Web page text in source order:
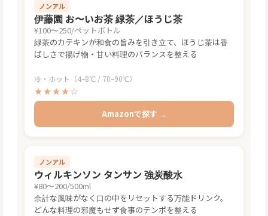
ノンアル
伊藤園 お〜いお茶 緑茶／ほうじ茶
¥100〜250/ペットボトル
緑茶のカテキンが和食の旨みを引き立て、ほうじ茶は香
ばしさで揚げ物・甘い料理のバランスを整える
冷・ホット（4–8℃ / 70–90℃）
★★★★☆
Amazonで探す →
ノンアル
ウィルキンソン タンサン 強炭酸水
¥80〜200/500ml
余計な風味がなく口の中をリセットする万能ドリンク。
どんな料理の邪魔もせず食事のテンポを整える